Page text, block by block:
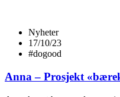
Nyheter
17/10/23
#dogood
Anna – Prosjekt